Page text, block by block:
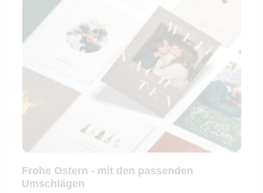
Frohe Ostern - mit den passenden
Umschlägen